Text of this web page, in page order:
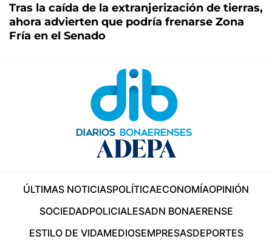
Tras la caída de la extranjerización de tierras,
ahora advierten que podría frenarse Zona
Fría en el Senado
ÚLTIMAS NOTICIASPOLÍTICAECONOMÍAOPINIÓN
SOCIEDADPOLICIALESADN BONAERENSE
ESTILO DE VIDAMEDIOSEMPRESASDEPORTES